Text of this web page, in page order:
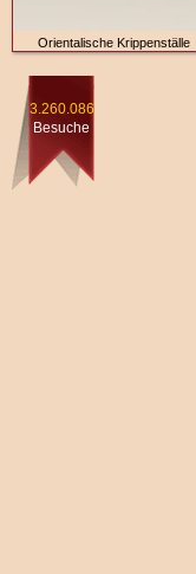
Orientalische Krippenställe
3.260.086
Besuche